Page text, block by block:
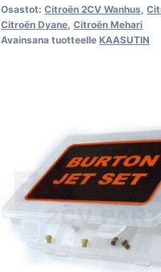
Osastot:Citroën 2CV Wanhus ,
Citroën Dyane ,Citroën Mehari
Avainsana tuotteelleKAASUTIN